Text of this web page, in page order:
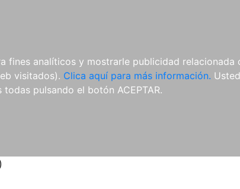
fines analíticos y mostrarle publicidad
visitados). Clica aquí para más información.
todas pulsando el botón ACEPTAR.
REVISTAS
CDS Y
DVDS
MATERIAL